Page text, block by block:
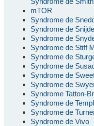
mTOR
Syndrome de
Syndrome de
Syndrome de
Syndrome de Stiff
Syndrome de
Syndrome de
Syndrome de
Syndrome de
Syndrome Tatton-
Syndrome de
Syndrome de
Syndrome de Vivo